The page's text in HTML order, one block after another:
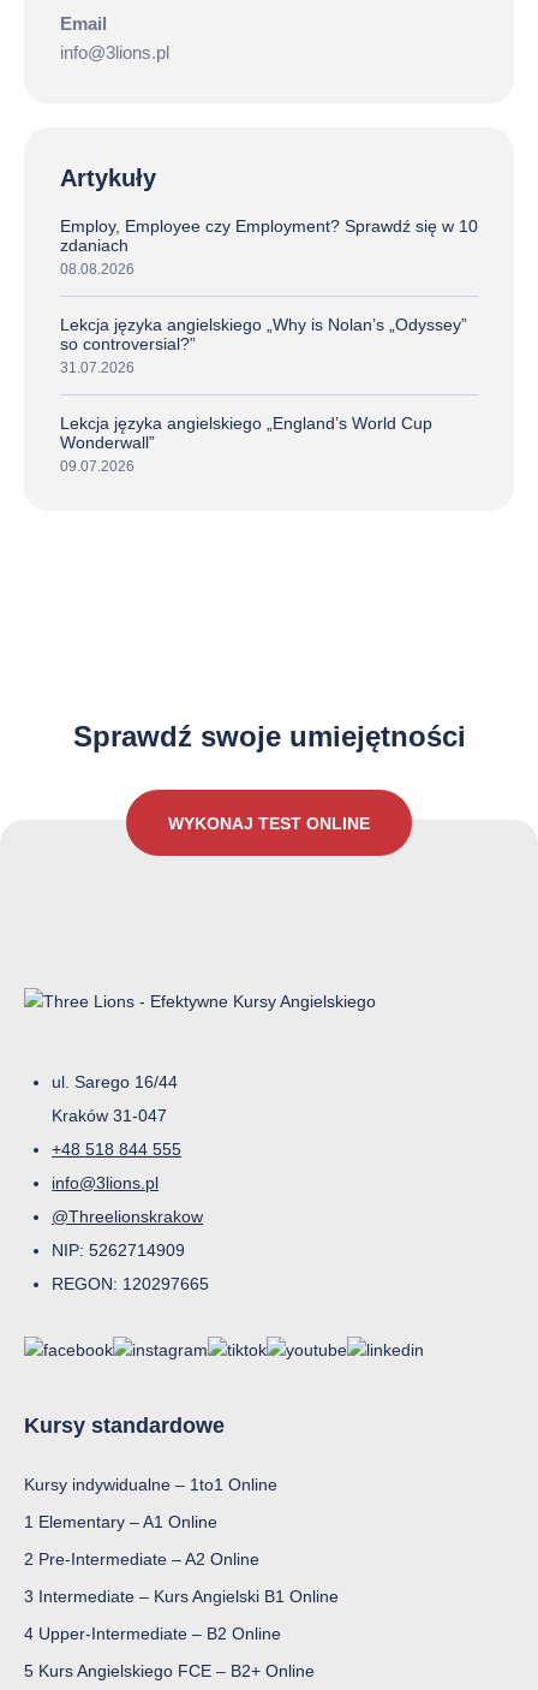
Email
info@3lions.pl
Artykuły
Employ, Employee czy Employment? Sprawdź się w 10
zdaniach
08.08.2026
Lekcja języka angielskiego „Why is Nolan’s „Odyssey”
so controversial?”
31.07.2026
Lekcja języka angielskiego „England’s World Cup
Wonderwall”
09.07.2026
Sprawdź swoje umiejętności
WYKONAJ TEST ONLINE
ul. Sarego 16/44
Kraków 31-047
+48 518 844 555
info@3lions.pl
@Threelionskrakow
NIP: 5262714909
REGON: 120297665
Kursy standardowe
Kursy indywidualne – 1to1 Online
1 Elementary – A1 Online
2 Pre-Intermediate – A2 Online
3 Intermediate – Kurs Angielski B1 Online
4 Upper-Intermediate – B2 Online
5 Kurs Angielskiego FCE – B2+ Online